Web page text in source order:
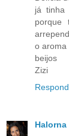
já tinha
porque
o aroma
beijos
Zizi
Halorna